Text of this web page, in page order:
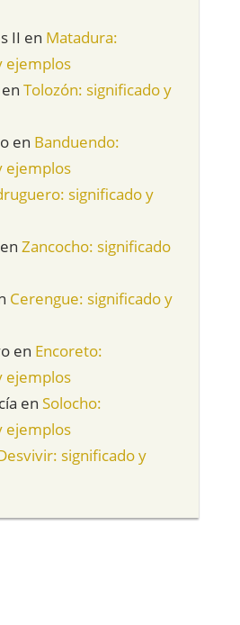
II en Matadura:
ejemplos
enTolozón: significado y
en Banduendo:
ejemplos
significado y
enZancocho: significado
Cerengue: significado y
en Encoreto:
ejemplos
enSolocho:
ejemplos
significado y